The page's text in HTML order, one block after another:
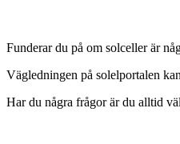
Funderar du på om solceller är
Vägledningen på solelportalen
Har du några frågor är du alltid